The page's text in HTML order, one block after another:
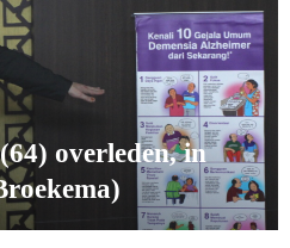
overleden, in